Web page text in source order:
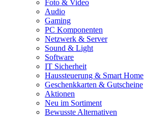
Foto & Video
Audio
Gaming
PC Komponenten
Netzwerk & Server
Sound & Light
Software
IT Sicherheit
Haussteuerung & Smart Home
Geschenkkarten & Gutscheine
Aktionen
Neu im Sortiment
Bewusste Alternativen